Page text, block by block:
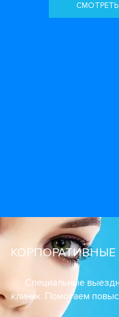
Специальные
клиник. Помогаем